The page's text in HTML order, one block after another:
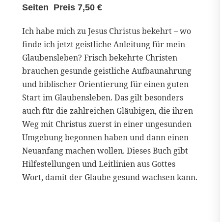
Seiten Preis 7,50 €
Ich habe mich zu Jesus Christus bekehrt – wo
finde ich jetzt geistliche Anleitung für mein
Glaubensleben? Frisch bekehrte Christen
brauchen gesunde geistliche Aufbaunahrung
und biblischer Orientierung für einen guten
Start im Glaubensleben. Das gilt besonders
auch für die zahlreichen Gläubigen, die ihren
Weg mit Christus zuerst in einer ungesunden
Umgebung begonnen haben und dann einen
Neuanfang machen wollen. Dieses Buch gibt
Hilfestellungen und Leitlinien aus Gottes
Wort, damit der Glaube gesund wachsen kann.